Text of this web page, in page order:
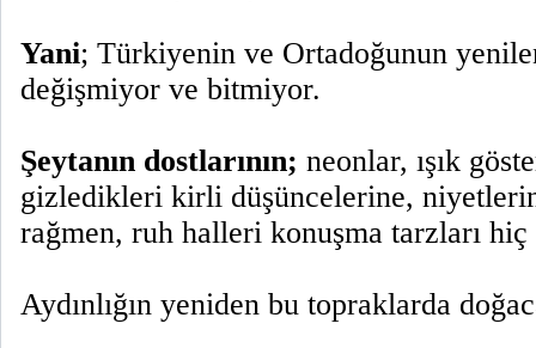
Yani; Türkiyenin ve Ortadoğunun
değişmiyor ve bitmiyor.
Şeytanın dostlarının; neonlar, ışık
gizledikleri kirli düşüncelerine,
rağmen, ruh halleri konuşma tarzları
Aydınlığın yeniden bu topraklarda